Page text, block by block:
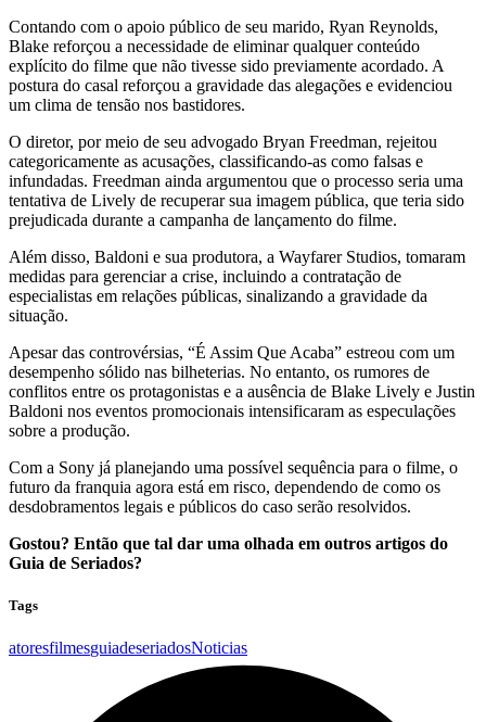
Contando com o apoio público de seu marido, Ryan Reynolds,
Blake reforçou a necessidade de eliminar qualquer conteúdo
explícito do filme que não tivesse sido previamente acordado. A
postura do casal reforçou a gravidade das alegações e evidenciou
um clima de tensão nos bastidores.
O diretor, por meio de seu advogado Bryan Freedman, rejeitou
categoricamente as acusações, classificando-as como falsas e
infundadas. Freedman ainda argumentou que o processo seria uma
tentativa de Lively de recuperar sua imagem pública, que teria sido
prejudicada durante a campanha de lançamento do filme.
Além disso, Baldoni e sua produtora, a Wayfarer Studios, tomaram
medidas para gerenciar a crise, incluindo a contratação de
especialistas em relações públicas, sinalizando a gravidade da
situação.
Apesar das controvérsias, “É Assim Que Acaba” estreou com um
desempenho sólido nas bilheterias. No entanto, os rumores de
conflitos entre os protagonistas e a ausência de Blake Lively e Justin
Baldoni nos eventos promocionais intensificaram as especulações
sobre a produção.
Com a Sony já planejando uma possível sequência para o filme, o
futuro da franquia agora está em risco, dependendo de como os
desdobramentos legais e públicos do caso serão resolvidos.
Gostou? Então que tal dar uma olhada em outros artigos do
Guia de Seriados?
Tags
atoresfilmesguiadeseriadosNoticias